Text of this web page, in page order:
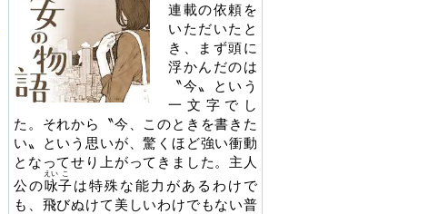
連載の依頼を
いただいたと
き、まず頭に
浮かんだのは
〝今〟という
一文字でし
た。それから〝今、このときを書きた
い〟という思いが、驚くほど強い衝動
となってせり上がってきました。主人
公の咏
えい
子
こ
は特殊な能力があるわけで
も、飛びぬけて美しいわけでもない普